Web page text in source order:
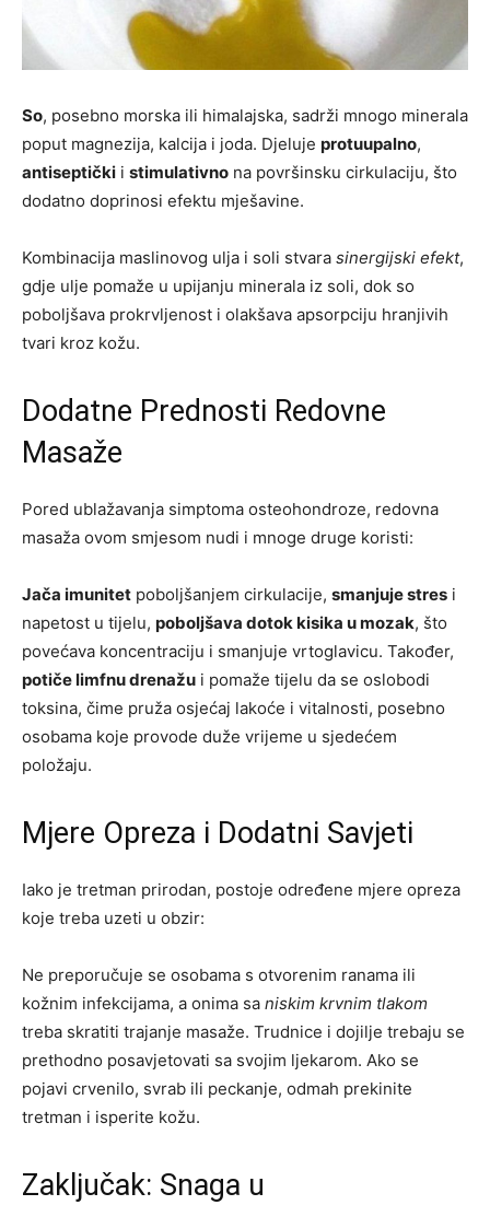
So, posebno morska ili himalajska, sadrži mnogo minerala
poput magnezija, kalcija i joda. Djeluje protuupalno,
antiseptički i stimulativno na površinsku cirkulaciju, što
dodatno doprinosi efektu mješavine.
Kombinacija maslinovog ulja i soli stvara sinergijski efekt,
gdje ulje pomaže u upijanju minerala iz soli, dok so
poboljšava prokrvljenost i olakšava apsorpciju hranjivih
tvari kroz kožu.
Dodatne Prednosti Redovne
Masaže
Pored ublažavanja simptoma osteohondroze, redovna
masaža ovom smjesom nudi i mnoge druge koristi:
Jača imunitet poboljšanjem cirkulacije, smanjuje stres i
napetost u tijelu, poboljšava dotok kisika u mozak, što
povećava koncentraciju i smanjuje vrtoglavicu. Također,
potiče limfnu drenažu i pomaže tijelu da se oslobodi
toksina, čime pruža osjećaj lakoće i vitalnosti, posebno
osobama koje provode duže vrijeme u sjedećem
položaju.
Mjere Opreza i Dodatni Savjeti
Iako je tretman prirodan, postoje određene mjere opreza
koje treba uzeti u obzir:
Ne preporučuje se osobama s otvorenim ranama ili
kožnim infekcijama, a onima sa niskim krvnim tlakom
treba skratiti trajanje masaže. Trudnice i dojilje trebaju se
prethodno posavjetovati sa svojim ljekarom. Ako se
pojavi crvenilo, svrab ili peckanje, odmah prekinite
tretman i isperite kožu.
Zaključak: Snaga u